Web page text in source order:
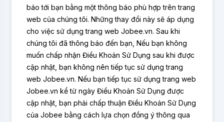
báo tới bạn bằng một thông báo phù hợp trên trang
web của chúng tôi. Những thay đổi này sẽ áp dụng
cho việc sử dụng trang web Jobee.vn. Sau khi
chúng tôi đã thông báo đến bạn, Nếu bạn không
muốn chấp nhận Điều Khoản Sử Dụng sau khi được
cập nhật, bạn không nên tiếp tục sử dụng trang
web Jobee.vn. Nếu bạn tiếp tục sử dụng trang web
Jobee.vn kể từ ngày Điều Khoản Sử Dụng được
cập nhật, bạn phải chấp thuận Điều Khoản Sử Dụng
của Jobee bằng cách lựa chọn đồng ý thông qua